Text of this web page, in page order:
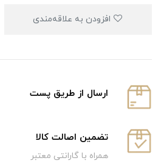
ارسال از طریق پست
تضمین اصالت کالا
همراه با گارانتی معتبر